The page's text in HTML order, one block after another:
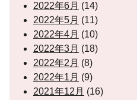
2022年6月 (14)
2022年5月 (11)
2022年4月 (10)
2022年3月 (18)
2022年2月 (8)
2022年1月 (9)
2021年12月 (16)